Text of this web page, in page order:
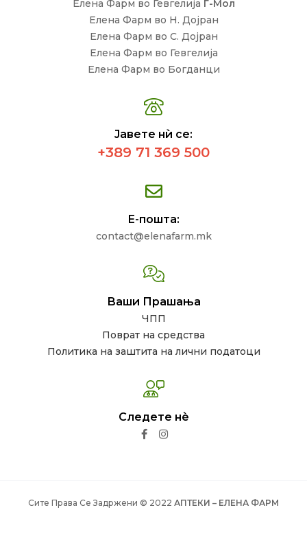
Елена Фарм во Гевгелија Г-Мол
Елена Фарм во Н. Дојран
Елена Фарм во С. Дојран
Елена Фарм во Гевгелија
Елена Фарм во Богданци
Јавете нѝ се:
+389 71 369 500
Е-пошта:
contact@elenafarm.mk
Ваши Прашања
ЧПП
Поврат на средства
Политика на заштита на лични податоци
Следете нѐ
Сите Права Се Задржени © 2022 АПТЕКИ – ЕЛЕНА ФАРМ